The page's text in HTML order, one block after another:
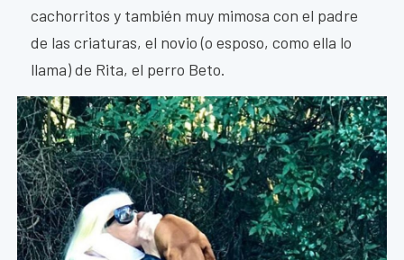
cachorritos y también muy mimosa con el padre
de las criaturas, el novio (o esposo, como ella lo
llama) de Rita, el perro Beto.